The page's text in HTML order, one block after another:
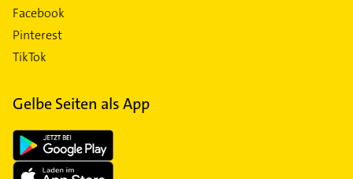
Facebook
Pinterest
TikTok
Gelbe Seiten als App